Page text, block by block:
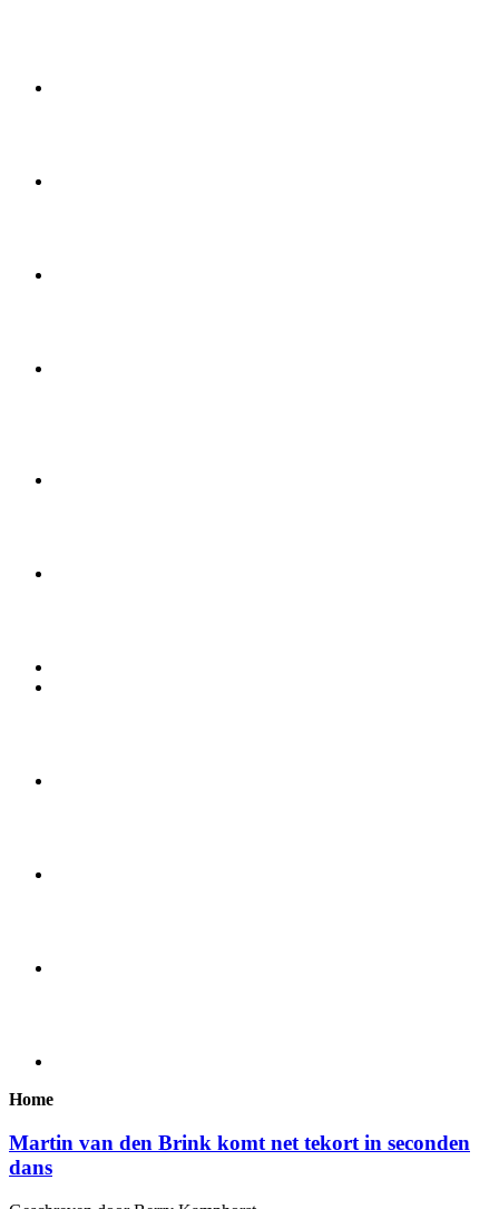
Home
Martin van den Brink komt net tekort in seconden
dans